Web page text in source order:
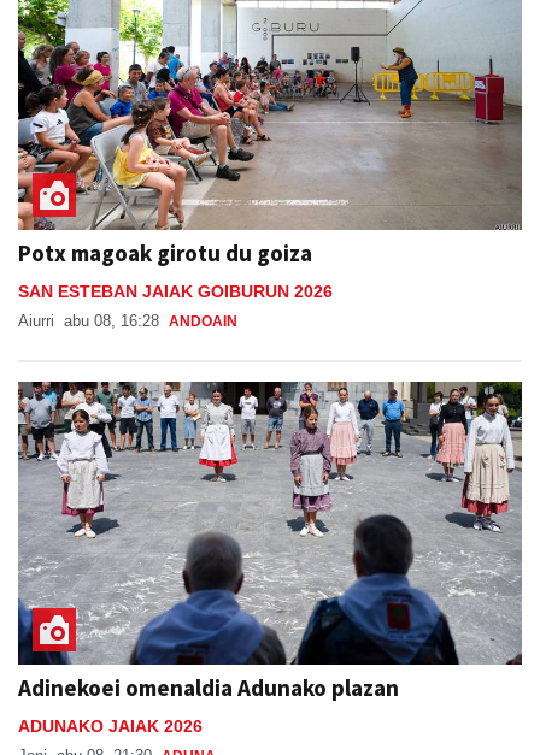
Potx magoak girotu du goiza
SAN ESTEBAN JAIAK GOIBURUN 2026
Aiurri abu 08, 16:28 ANDOAIN
Adinekoei omenaldia Adunako plazan
ADUNAKO JAIAK 2026